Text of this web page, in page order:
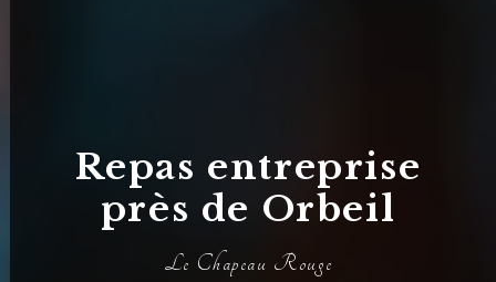
Repas entreprise
près de Orbeil
Le Chapeau Rouge